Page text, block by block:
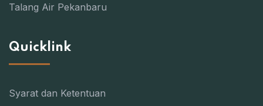
Talang Air Pekanbaru
Quicklink
Syarat dan Ketentuan